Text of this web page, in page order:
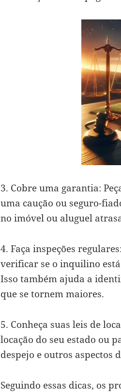
3. Cobre uma garantia:
uma caução ou seguro-
no imóvel ou aluguel
4. Faça inspeções
verificar se o inquilino
Isso também ajuda a
que se tornem maiores.
5. Conheça suas leis de
locação do seu estado ou
despejo e outros aspectos
Seguindo essas dicas, os